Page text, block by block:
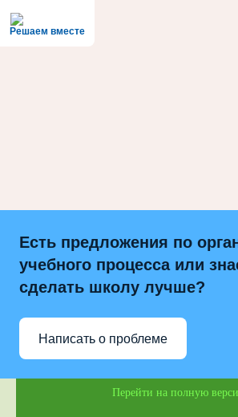
Решаем вместе
Есть предложения по
учебного процесса или
сделать школу лучше?
Написать о проблеме
Перейти на полную